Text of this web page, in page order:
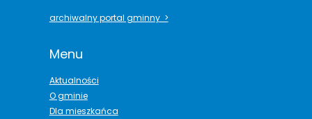
archiwalny portal gminny >
Menu
Aktualności
O gminie
Dla mieszkańca